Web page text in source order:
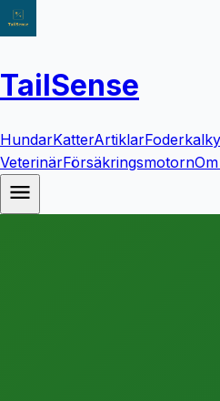
TailSense
HundarKatterArtiklar
VeterinärFörsäkringsmotorn